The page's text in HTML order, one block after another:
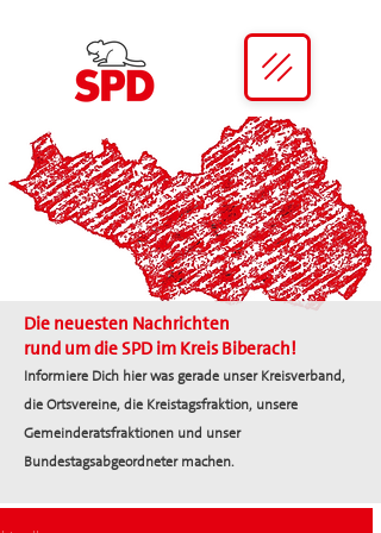
Die neuesten Nachrichten
rund um die SPD im Kreis Biberach!
Informiere Dich hier was gerade unser Kreisverband,
die Ortsvereine, die Kreistagsfraktion, unsere
Gemeinderatsfraktionen und unser
Bundestagsabgeordneter machen.